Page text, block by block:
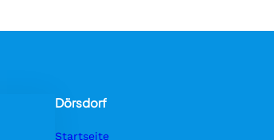
Dörsdorf
Startseite